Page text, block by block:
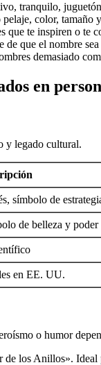
tranquilo,
color, tamaño
que te inspiren o te
de que el nombre
demasiado
en
y legado cultural.
símbolo de
de belleza y poder
en EE. UU.
o humor
los Anillos». Ideal